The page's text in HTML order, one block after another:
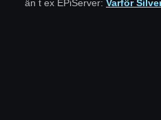
än t ex EPiServer: Varför